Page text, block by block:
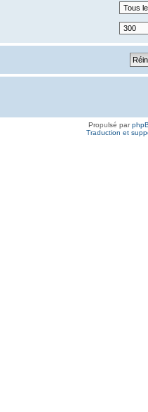
Propulsé par
Traduction et